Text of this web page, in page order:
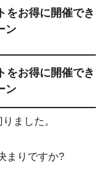
をお得に開催でき
ン
をお得に開催でき
ン
ました。
まりですか?